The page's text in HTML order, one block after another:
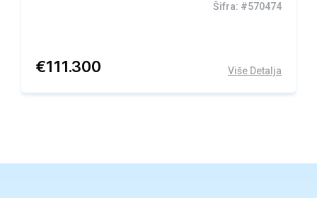
Šifra: #570474
€111.300 Više Detalja